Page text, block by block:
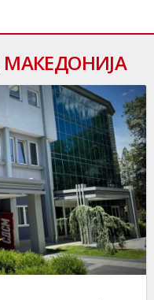
МАКЕДОНИЈА